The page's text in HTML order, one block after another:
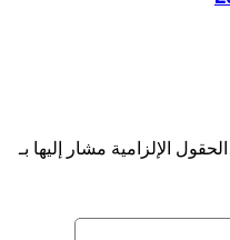
الحقول الإلزامية مشار إليها بـ